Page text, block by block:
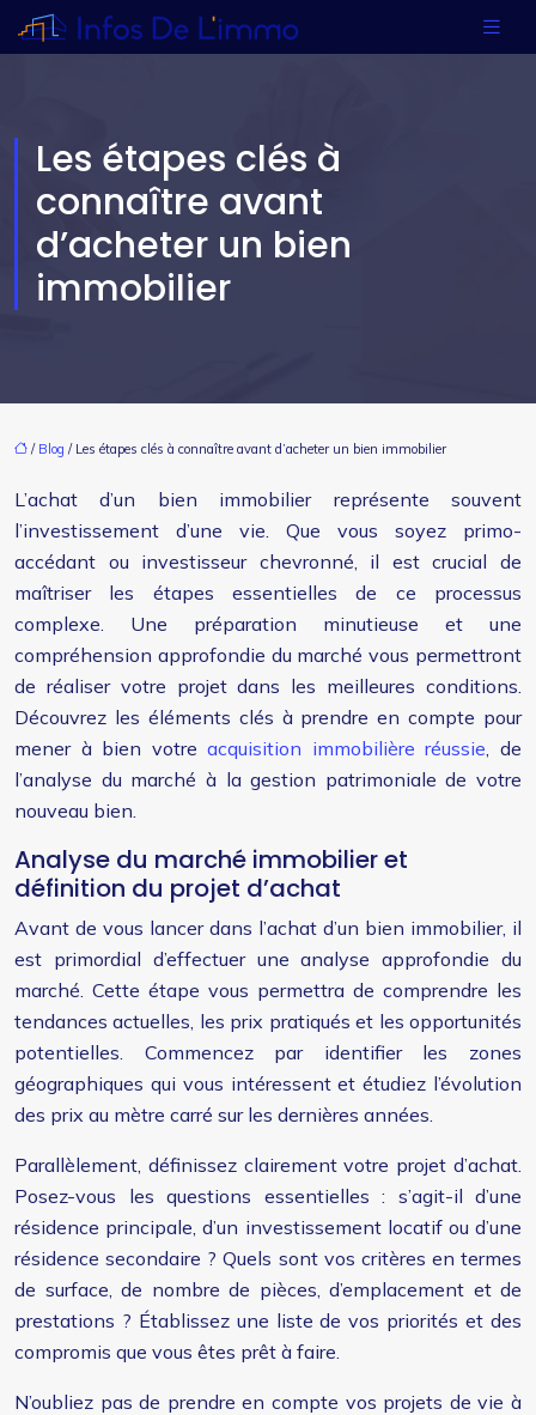
Les étapes clés à
connaître avant
d’acheter un bien
immobilier
/ Blog / Les étapes clés à connaître avant d’acheter un bien immobilier
L’achat d’un bien immobilier représente souvent
l’investissement d’une vie. Que vous soyez primo-
accédant ou investisseur chevronné, il est crucial de
maîtriser les étapes essentielles de ce processus
complexe. Une préparation minutieuse et une
compréhension approfondie du marché vous permettront
de réaliser votre projet dans les meilleures conditions.
Découvrez les éléments clés à prendre en compte pour
mener à bien votreacquisition immobilière réussie , de
l’analyse du marché à la gestion patrimoniale de votre
nouveau bien.
Analyse du marché immobilier et
définition du projet d’achat
Avant de vous lancer dans l’achat d’un bien immobilier, il
est primordial d’effectuer une analyse approfondie du
marché. Cette étape vous permettra de comprendre les
tendances actuelles, les prix pratiqués et les opportunités
potentielles. Commencez par identifier les zones
géographiques qui vous intéressent et étudiez l’évolution
des prix au mètre carré sur les dernières années.
Parallèlement, définissez clairement votre projet d’achat.
Posez-vous les questions essentielles : s’agit-il d’une
résidence principale, d’un investissement locatif ou d’une
résidence secondaire ? Quels sont vos critères en termes
de surface, de nombre de pièces, d’emplacement et de
prestations ? Établissez une liste de vos priorités et des
compromis que vous êtes prêt à faire.
N’oubliez pas de prendre en compte vos projets de vie à